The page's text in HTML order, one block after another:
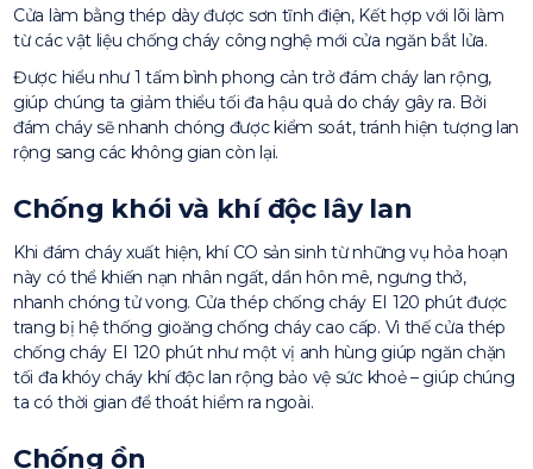
Cửa làm bằng thép dày được sơn tĩnh điện, Kết hợp với lõi làm
từ các vật liệu chống cháy công nghệ mới cửa ngăn bắt lửa.
Được hiểu như 1 tấm bình phong cản trở đám cháy lan rộng,
giúp chúng ta giảm thiểu tối đa hậu quả do cháy gây ra. Bởi
đám cháy sẽ nhanh chóng được kiểm soát, tránh hiện tượng lan
rộng sang các không gian còn lại.
Chống khói và khí độc lây lan
Khi đám cháy xuất hiện, khí CO sản sinh từ những vụ hỏa hoạn
này có thể khiến nạn nhân ngất, dần hôn mê, ngưng thở,
nhanh chóng tử vong. Cửa thép chống cháy EI 120 phút được
trang bị hệ thống gioăng chống cháy cao cấp. Vì thế cửa thép
chống cháy EI 120 phút như một vị anh hùng giúp ngăn chặn
tối đa khóy cháy khí độc lan rộng bảo vệ sức khoẻ – giúp chúng
ta có thời gian để thoát hiểm ra ngoài.
Chống ồn